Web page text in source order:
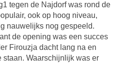
tegen de Najdorf was rond de
ook op hoog niveau,
nauwelijks nog gespeeld.
de opening was een succes
Firouzja dacht lang na en
staan. Waarschijnlijk was er